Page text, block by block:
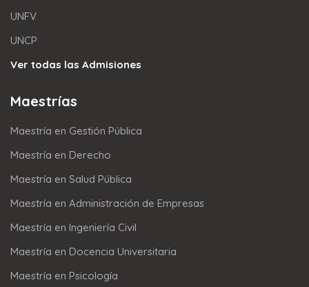
UNFV
UNCP
Ver todas las Admisiones
Maestrías
Maestría en Gestión Pública
Maestría en Derecho
Maestría en Salud Pública
Maestría en Administración de Empresas
Maestría en Ingeniería Civil
Maestría en Docencia Universitaria
Maestría en Psicología